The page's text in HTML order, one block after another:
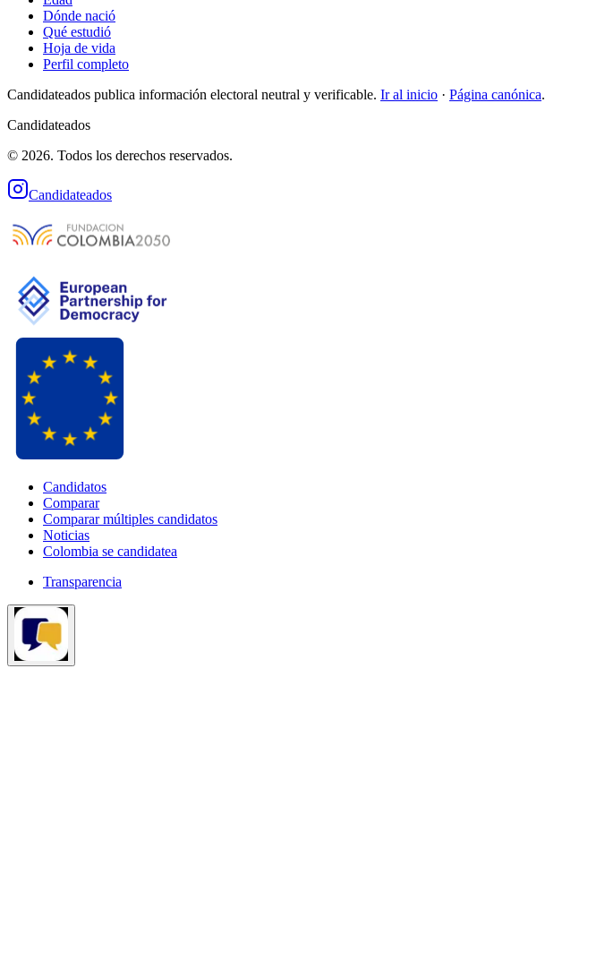
Dónde nació
Qué estudió
Hoja de vida
Perfil completo
Candidateados publica información electoral neutral y verificable. Ir al inicio · Página canónica.
Candidateados
© 2026. Todos los derechos reservados.
Candidateados
Candidatos
Comparar
Comparar múltiples candidatos
Noticias
Colombia se candidatea
Transparencia